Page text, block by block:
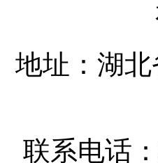
地址：湖
联系电话